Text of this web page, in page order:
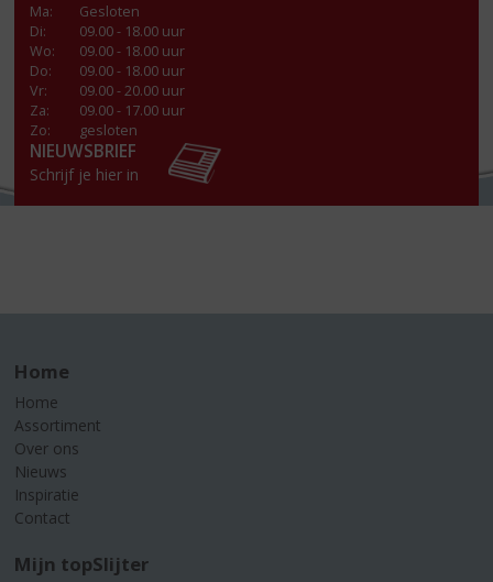
Ma:
Gesloten
Di:
09.00 - 18.00 uur
Wo:
09.00 - 18.00 uur
Do:
09.00 - 18.00 uur
Vr:
09.00 - 20.00 uur
Za:
09.00 - 17.00 uur
Zo:
gesloten
NIEUWSBRIEF
Schrijf je hier in
Home
Home
Assortiment
Over ons
Nieuws
Inspiratie
Contact
Mijn topSlijter